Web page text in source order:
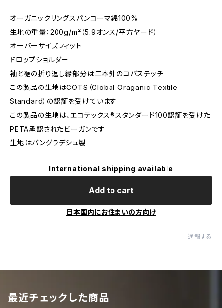
オーガニックリングスパンコーマ綿100%
生地の重量：200g/m²（5.9オンス/平方ヤード）
オーバーサイズフィット
ドロップショルダー
袖と裾の折り返し縁部分は二本針のコバステッチ
この製品の生地はGOTS（Global Oraganic Textile
Standard）の認証を受けています
この製品の生地は、エコテックス®スタンダード100認証を受けた
PETA承認されたビーガンです
生地はバングラデシュ製
International shipping available
Add to cart
日本国内にお住まいの方向け
通報する
最近チェックした商品